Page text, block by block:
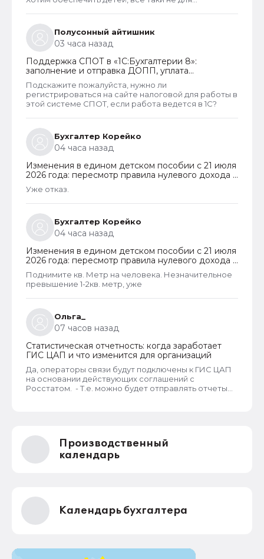
работают чтобы получать пособия их все же
получают. Так что могу сказать что как то не
правельно распределены критерии оценивания
дохода.
Полусонный айтишник
03 часа назад
Поддержка СПОТ в «1С:Бухгалтерии 8»:
заполнение и отправка ДОПП, уплата
обеспечительного платежа и получение QR-
кода
Подскажите пожалуйста, нужно ли
регистрироваться на сайте налоговой для работы в
этой системе СПОТ, если работа ведется в 1С?
Бухгалтер Корейко
04 часа назад
Изменения в едином детском пособии с 21 июля
2026 года: пересмотр правила нулевого дохода и
новый порядок оформления пособий по месту
пребывания
Уже отказ.
Бухгалтер Корейко
04 часа назад
Изменения в едином детском пособии с 21 июля
2026 года: пересмотр правила нулевого дохода и
новый порядок оформления пособий по месту
пребывания
Поднимите кв. Метр на человека. Незначительное
превышение 1-2кв. метр, уже
Ольга_
07 часов назад
Статистическая отчетность: когда заработает
ГИС ЦАП и что изменится для организаций
Да, операторы связи будут подключены к ГИС ЦАП
на основании действующих соглашений с
Росстатом. - Т.е. можно будет отправлять отчеты
Производственный
календарь
Календарь бухгалтера